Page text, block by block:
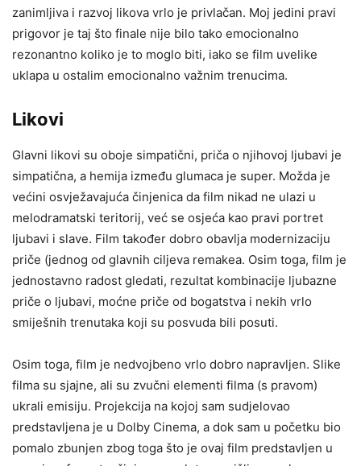
zanimljiva i razvoj likova vrlo je privlačan. Moj jedini pravi
prigovor je taj što finale nije bilo tako emocionalno
rezonantno koliko je to moglo biti, iako se film uvelike
uklapa u ostalim emocionalno važnim trenucima.
Likovi
Glavni likovi su oboje simpatični, priča o njihovoj ljubavi je
simpatična, a hemija između glumaca je super. Možda je
većini osvježavajuća činjenica da film nikad ne ulazi u
melodramatski teritorij, već se osjeća kao pravi portret
ljubavi i slave. Film također dobro obavlja modernizaciju
priče (jednog od glavnih ciljeva remakea. Osim toga, film je
jednostavno radost gledati, rezultat kombinacije ljubazne
priče o ljubavi, moćne priče od bogatstva i nekih vrlo
smiješnih trenutaka koji su posvuda bili posuti.
Osim toga, film je nedvojbeno vrlo dobro napravljen. Slike
filma su sjajne, ali su zvučni elementi filma (s pravom)
ukrali emisiju. Projekcija na kojoj sam sudjelovao
predstavljena je u Dolby Cinema, a dok sam u početku bio
pomalo zbunjen zbog toga što je ovaj film predstavljen u